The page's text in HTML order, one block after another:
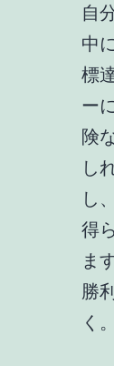
自
中
標
ー
険
し
し
得
ま
勝
く。